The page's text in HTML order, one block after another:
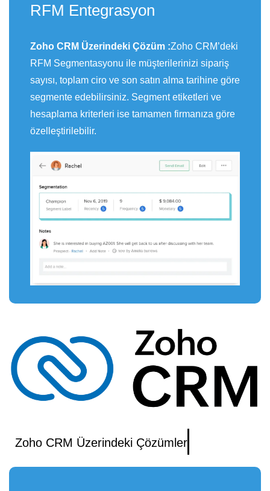
RFM Entegrasyon
Zoho CRM Üzerindeki Çözüm :Zoho CRM’deki
RFM Segmentasyonu ile müşterilerinizi sipariş
sayısı, toplam ciro ve son satın alma tarihine göre
segmente edebilirsiniz. Segment etiketleri ve
hesaplama kriterleri ise tamamen firmanıza göre
özelleştirilebilir.
Zoho CRM Üzerindeki Çözümler